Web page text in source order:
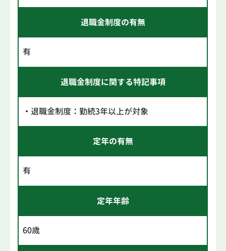
退職金制度の有無
有
退職金制度に関する特記事項
・退職金制度：勤続3年以上が対象
定年の有無
有
定年年齢
60歳